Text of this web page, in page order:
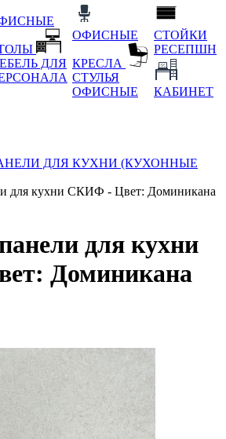
ДЛЯ
ОФИСНЫЕ
КРЕСЛА
СТУЛЬЯ
ОФИСНЫЕ
СТОЙКИ
РЕСЕПШН
КАБИНЕТ
ДЛЯ КУХНИ (КУХОННЫЕ
для кухни СКИФ - Цвет: Доминикана
для кухни
Доминикана